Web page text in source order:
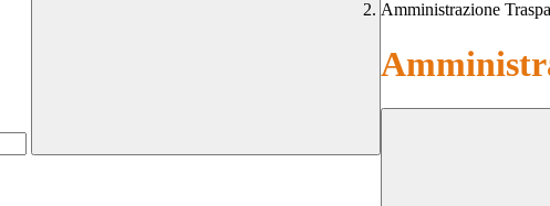
Amministrazione